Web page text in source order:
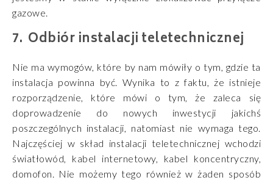
gazowe.
Odbiór instalacji teletechnicznej
Nie ma wymogów, które by nam mówiły o tym, gdzie ta
instalacja powinna być. Wynika to z faktu, że istnieje
rozporządzenie, które mówi o tym, że zaleca się
doprowadzenie do nowych inwestycji jakichś
poszczególnych instalacji, natomiast nie wymaga tego.
Najczęściej w skład instalacji teletechnicznej wchodzi
światłowód, kabel internetowy, kabel koncentryczny,
domofon. Nie możemy tego również w żaden sposób